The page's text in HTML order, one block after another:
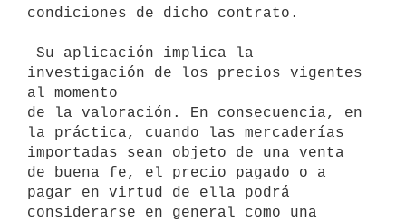
condiciones de dicho contrato.
investigación de los precios vigentes
al momento
de la valoración. En consecuencia, en
la práctica, cuando las mercaderías
importadas sean objeto de una venta
de buena fe, el precio pagado o a
pagar en virtud de ella podrá
considerarse en general como una